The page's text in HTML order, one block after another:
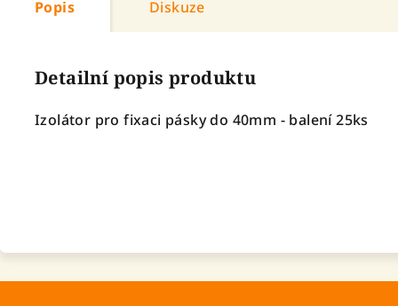
Popis Diskuze
Detailní popis produktu
Izolátor pro fixaci pásky do 40mm - balení 25ks